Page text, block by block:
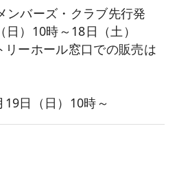
ンバーズ・クラブ先行発
）10時～18日（土）
ーホール窓口での販売は
日（日）10時～